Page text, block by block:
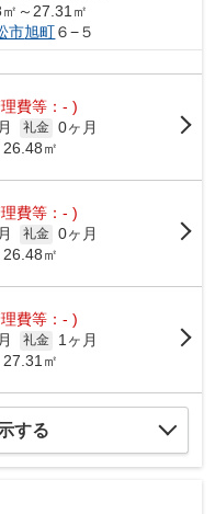
～27.31㎡
市旭町６−５
費等：- )
礼金 0ヶ月
㎡
費等：- )
礼金 0ヶ月
㎡
費等：- )
礼金
1ヶ月
㎡
する